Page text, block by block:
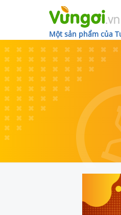
Một sản phẩm của